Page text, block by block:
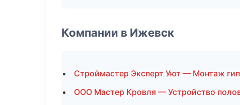
Компании в Ижевск
Строймастер Эксперт Уют — Монтаж
ООО Мастер Кровля — Устройство